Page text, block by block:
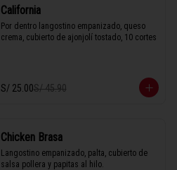
California
Por dentro langostino empanizado, queso
crema, cubierto de ajonjolí tostado, 10 cortes
S/ 25.00S/ 45.90
Chicken Brasa
Langostino empanizado, palta, cubierto de
salsa pollera y papitas al hilo.